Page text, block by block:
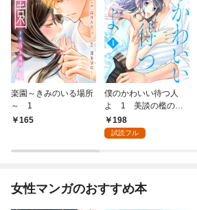
楽園～きみのいる場所
～ 1
165
僕のかわいい待つ人
よ 1 美談の檻のな
か198
試読フル
女性マンガのおすすめ本